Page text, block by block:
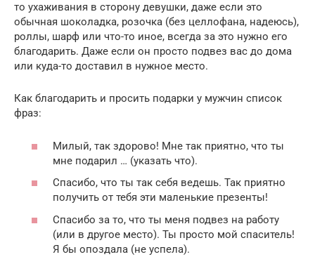
то ухаживания в сторону девушки, даже если это
обычная шоколадка, розочка (без целлофана, надеюсь),
роллы, шарф или что-то иное, всегда за это нужно его
благодарить. Даже если он просто подвез вас до дома
или куда-то доставил в нужное место.
Как благодарить и просить подарки у мужчин список
фраз:
Милый, так здорово! Мне так приятно, что ты
мне подарил … (указать что).
Спасибо, что ты так себя ведешь. Так приятно
получить от тебя эти маленькие презенты!
Спасибо за то, что ты меня подвез на работу
(или в другое место). Ты просто мой спаситель!
Я бы опоздала (не успела).